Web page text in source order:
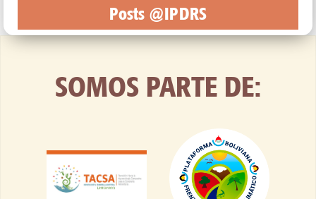
Posts @IPDRS
SOMOS PARTE DE: